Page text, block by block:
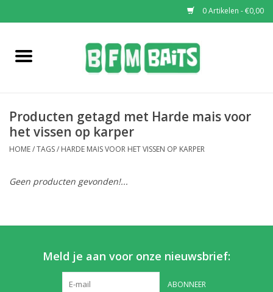
0 Artikelen - €0,00
Home
Pop-Ups
Bulk Deals
Producten getagd met Harde mais voor
het vissen op karper
HOME/TAGS/ HARDE MAIS VOOR HET VISSEN OP KARPER
Geen producten gevonden!...
Meld je aan voor onze nieuwsbrief:
ABONNEER